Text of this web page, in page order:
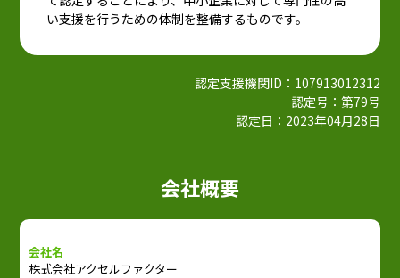
い支援を行うための体制を整備するものです。
認定支援機関ID：107913012312
認定号：第79号
認定日：2023年04月28日
会社概要
会社名
株式会社アクセルファクター